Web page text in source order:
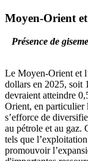
Moyen-Orient
Présence de
Le Moyen-Orient et
dollars en 2025, soit
devraient atteindre
Orient, en particulier
s’efforce de
au pétrole et au gaz.
tels que
promouvoir